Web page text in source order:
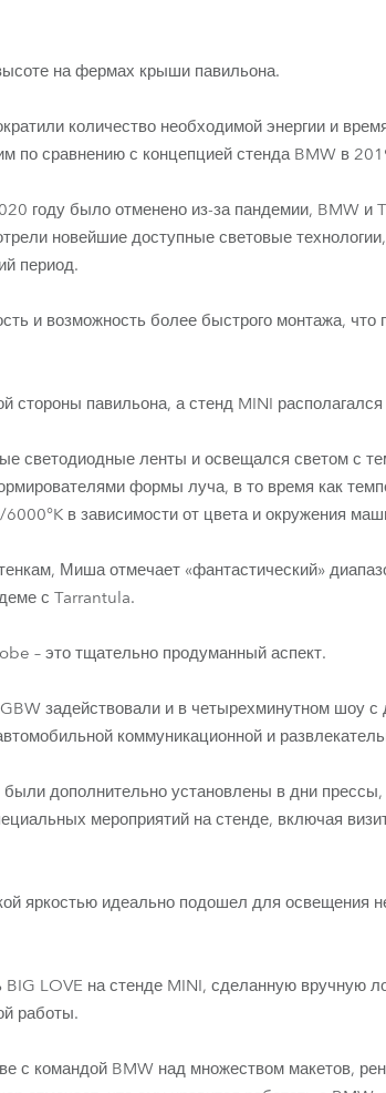
на фермах крыши павильона.
количество необходимой энергии и
по сравнению с концепцией стенда BMW в
году было отменено из-за пандемии, BMW и
новейшие доступные световые
период.
и возможность более быстрого монтажа,
павильона, а стенд MINI располагался
светодиодные ленты и освещался светом с
формы луча, в то время как
в зависимости от цвета и окружения
Миша отмечает «фантастический»
с Tarrantula.
– это тщательно продуманный аспект.
задействовали и в четырехминутном шоу с
коммуникационной и
дополнительно установлены в дни прессы,
мероприятий на стенде, включая
яркостью идеально подошел для освещения
LOVE на стенде MINI, сделанную вручную
работы.
с командой BMW над множеством макетов,